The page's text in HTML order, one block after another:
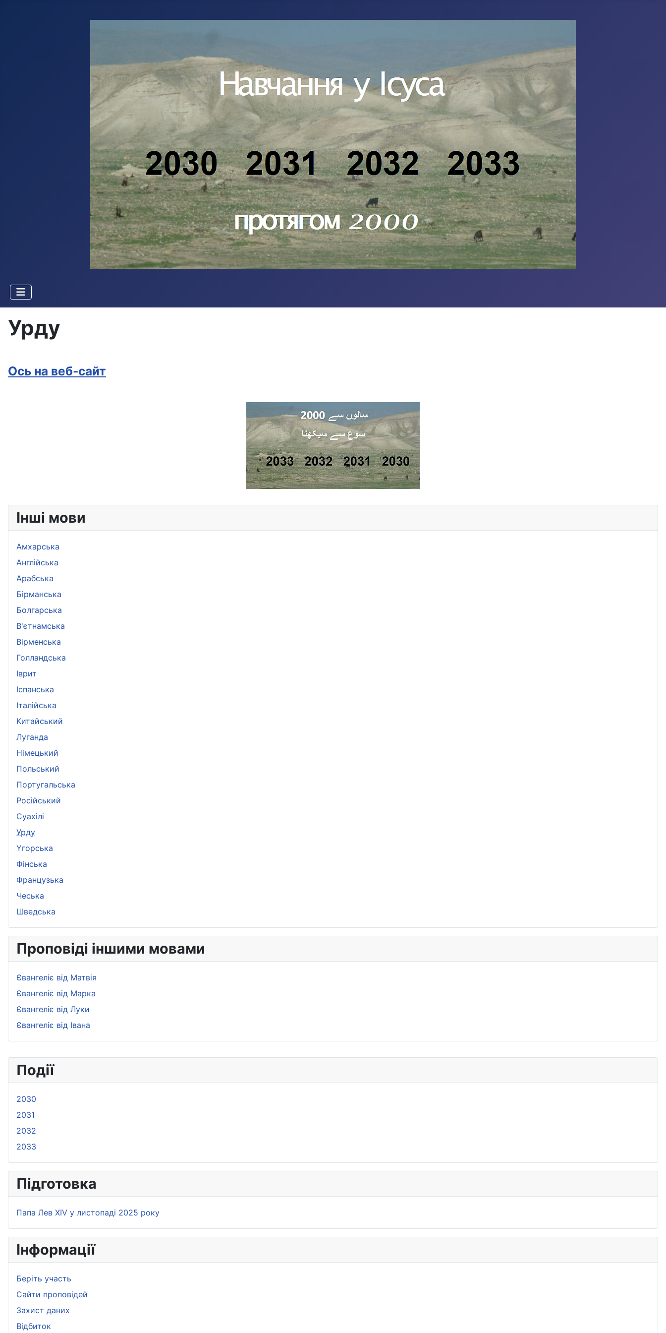
Події
2030
2031
2032
2033
Підготовка
Папа Лев XIV у листопаді 2025 року
Iнформації
Беріть участь
Сайти проповідей
Захист даних
Bідбиток
Урду
Ось на веб-сайт
Інші мови
Амхарська
Aнглійська
Арабська
Бірманська
Болгарська
B'єтнамська
Вірменська
Голландська
Іврит
Іспанська
Iталійська
Kитайський
Луганда
Німецький
Польський
Португальська
Pосійський
Суахілі
Урду
Yгорська
Фінська
Французька
Чеська
Шведська
Проповіді іншими мовами
Євангеліє від Матвія
Євангеліє від Марка
Євангеліє від Луки
Євангеліє від Івана